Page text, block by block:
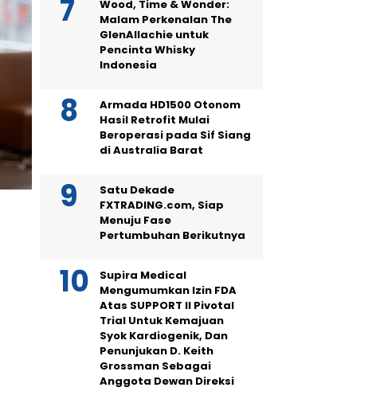
Wood, Time & Wonder:
Malam Perkenalan The
GlenAllachie untuk
Pencinta Whisky
Indonesia
Armada HD1500 Otonom
Hasil Retrofit Mulai
Beroperasi pada Sif Siang
di Australia Barat
Satu Dekade
FXTRADING.com, Siap
Menuju Fase
Pertumbuhan Berikutnya
Supira Medical
Mengumumkan Izin FDA
Atas SUPPORT II Pivotal
Trial Untuk Kemajuan
Syok Kardiogenik, Dan
Penunjukan D. Keith
Grossman Sebagai
Anggota Dewan Direksi